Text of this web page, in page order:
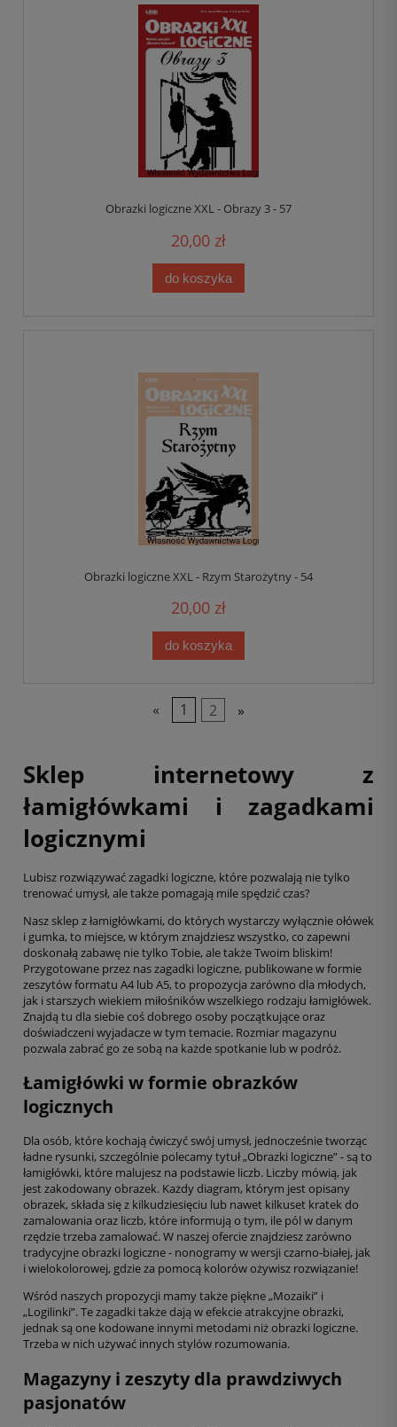
Obrazki logiczne XXL - Obrazy 3 - 57
20,00 zł
do koszyka
Obrazki logiczne XXL - Rzym Starożytny - 54
20,00 zł
do koszyka
« 1 2 »
Sklep internetowy z
łamigłówkami i zagadkami
logicznymi
Lubisz rozwiązywać zagadki logiczne, które pozwalają nie tylko
trenować umysł, ale także pomagają mile spędzić czas?
Nasz sklep z łamigłówkami, do których wystarczy wyłącznie ołówek
i gumka, to miejsce, w którym znajdziesz wszystko, co zapewni
doskonałą zabawę nie tylko Tobie, ale także Twoim bliskim!
Przygotowane przez nas zagadki logiczne, publikowane w formie
zeszytów formatu A4 lub A5, to propozycja zarówno dla młodych,
jak i starszych wiekiem miłośników wszelkiego rodzaju łamigłówek.
Znajdą tu dla siebie coś dobrego osoby początkujące oraz
doświadczeni wyjadacze w tym temacie. Rozmiar magazynu
pozwala zabrać go ze sobą na każde spotkanie lub w podróż.
Łamigłówki w formie obrazków
logicznych
Dla osób, które kochają ćwiczyć swój umysł, jednocześnie tworząc
ładne rysunki, szczególnie polecamy tytuł „Obrazki logiczne” - są to
łamigłówki, które malujesz na podstawie liczb. Liczby mówią, jak
jest zakodowany obrazek. Każdy diagram, którym jest opisany
obrazek, składa się z kilkudziesięciu lub nawet kilkuset kratek do
zamalowania oraz liczb, które informują o tym, ile pól w danym
rzędzie trzeba zamalować. W naszej ofercie znajdziesz zarówno
tradycyjne obrazki logiczne - nonogramy w wersji czarno-białej, jak
i wielokolorowej, gdzie za pomocą kolorów ożywisz rozwiązanie!
Wśród naszych propozycji mamy także piękne „Mozaiki” i
„Logilinki”. Te zagadki także dają w efekcie atrakcyjne obrazki,
jednak są one kodowane innymi metodami niż obrazki logiczne.
Trzeba w nich używać innych stylów rozumowania.
Magazyny i zeszyty dla prawdziwych
pasjonatów